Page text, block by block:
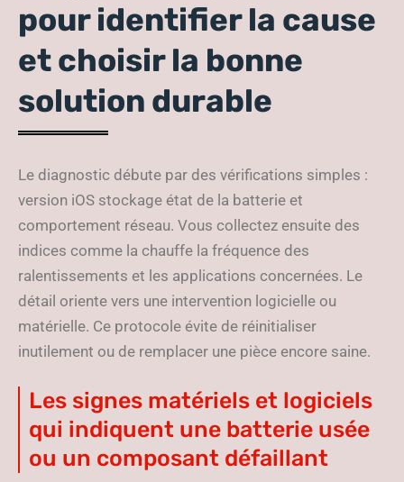
pour identifier la cause
et choisir la bonne
solution durable
Le diagnostic débute par des vérifications simples :
version iOS stockage état de la batterie et
comportement réseau. Vous collectez ensuite des
indices comme la chauffe la fréquence des
ralentissements et les applications concernées. Le
détail oriente vers une intervention logicielle ou
matérielle. Ce protocole évite de réinitialiser
inutilement ou de remplacer une pièce encore saine.
Les signes matériels et logiciels
qui indiquent une batterie usée
ou un composant défaillant